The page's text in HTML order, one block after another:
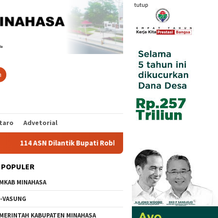
tutup
Advetorial
Dilantik Bupati Robby Dondokambey, Ini Daftar Nama
MINAHASA
VASUNG
KABUPATEN MINAHASA